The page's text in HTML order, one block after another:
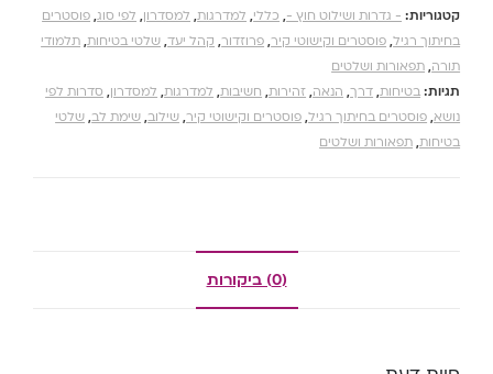
קטגוריות: - גדרות ושילוט חוץ -, כללי, למדרגות, למסדרון, לפי סוג, פוסטרים
בחיתוך רגיל, פוסטרים וקישוטי קיר, פרוזדור, קהל יעד, שלטי בטיחות, תלמודי
תורה, תפאורות ושלטים
תגיות: בטיחות, דרך, הנאה, זהירות, חשיבות, למדרגות, למסדרון, סדרות לפי
נושא, פוסטרים בחיתוך רגיל, פוסטרים וקישוטי קיר, שילוב, שימת לב, שלטי
בטיחות, תפאורות ושלטים
(0) ביקורות